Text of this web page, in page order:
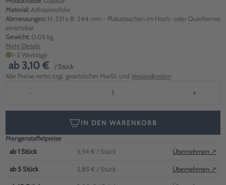
Material: Adhäsionsfolie
Abmessungen: H: 331 x B: 244 mm - Plakattaschen im Hoch- oder Querformat
einsetzbar
Gewicht: 0.05 kg
Mehr Details
1-2 Werktage
ab 3,10 €
/ Stück
Alle Preise netto zzgl. gesetzlicher MwSt. und Versandkosten
− +
IN DEN WARENKORB
Mengenstaffelpreise
ab1 Stück 3,94 € / Stück Übernehmen ↗
ab 5 Stück 3,85 € / Stück Übernehmen ↗